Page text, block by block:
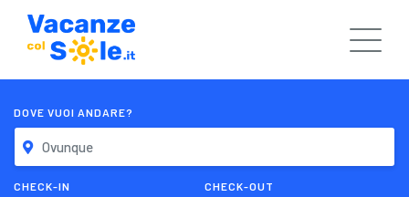
DOVE VUOI ANDARE?
CHECK-IN CHECK-OUT